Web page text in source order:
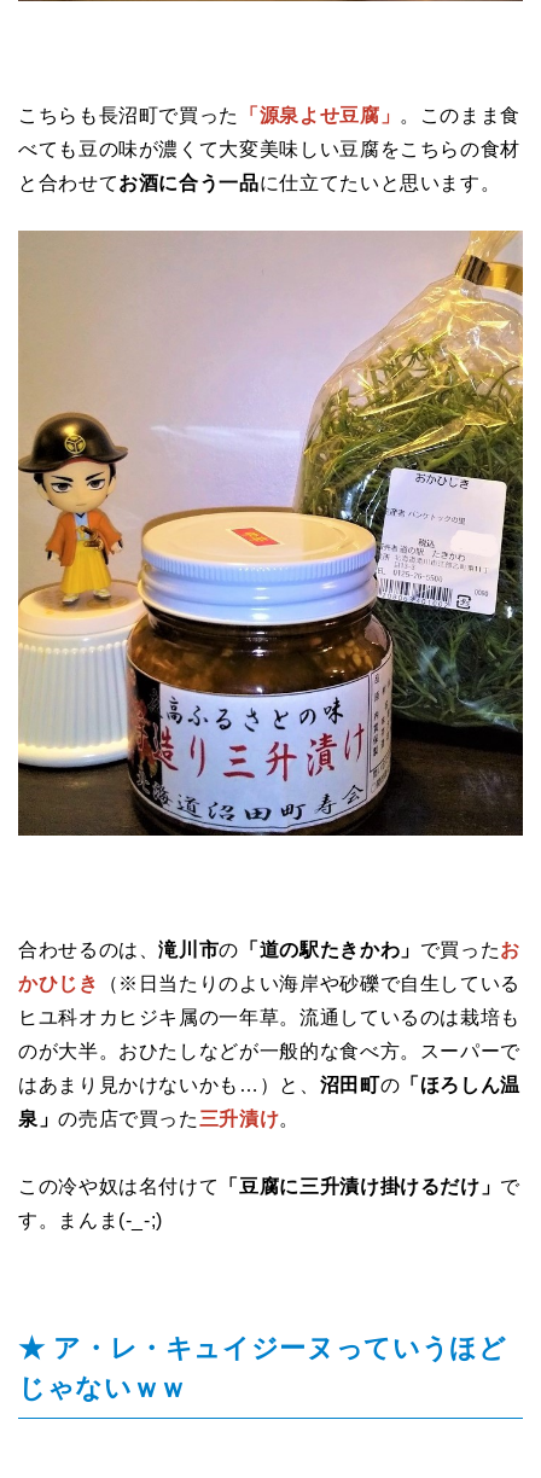
こちらも長沼町で買った 「源泉よせ豆腐」 。このまま食
べても豆の味が濃くて大変美味しい豆腐をこちらの食材
と合わせてお酒に合う一品に仕立てたいと思います。
合わせるのは、滝川市の 「道の駅たきかわ」 で買ったお
かひじき
（※日当たりのよい海岸や砂礫で自生している
ヒユ科オカヒジキ属の一年草。流通しているのは栽培も
のが大半。おひたしなどが一般的な食べ方。スーパーで
はあまり見かけないかも…）と、 沼田町の 「ほろしん温
泉」の売店で買った 三升漬け。
この冷や奴は名付けて 「豆腐に三升漬け掛けるだけ」 で
す。まんま(-_-;)
★ ア・レ・キュイジーヌっていうほど
じゃないｗｗ